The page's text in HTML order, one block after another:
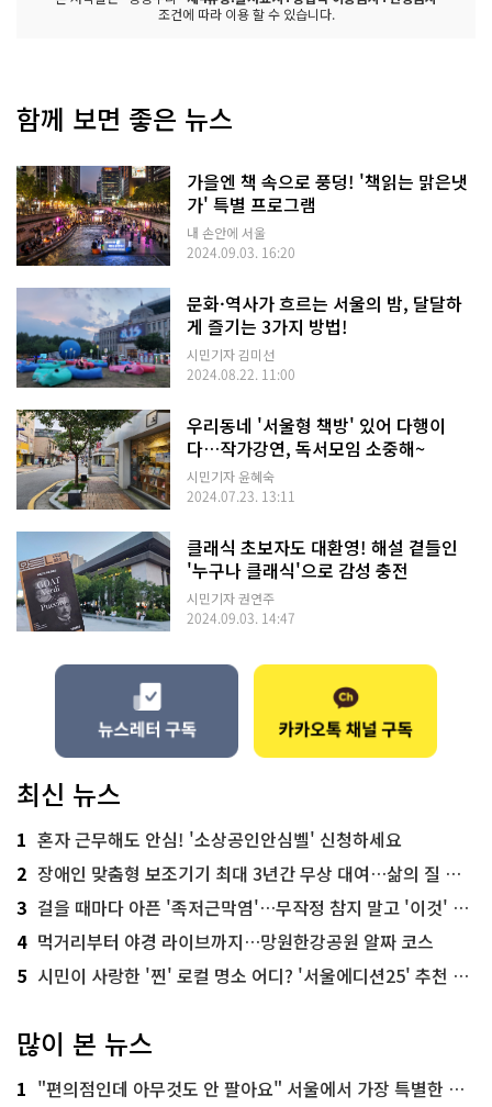
조건에 따라 이용 할 수 있습니다.
함께 보면 좋은 뉴스
가을엔 책 속으로 풍덩! '책읽는 맑은냇
가' 특별 프로그램
내 손안에 서울
2024.09.03. 16:20
문화·역사가 흐르는 서울의 밤, 달달하
게 즐기는 3가지 방법!
시민기자 김미선
2024.08.22. 11:00
우리동네 '서울형 책방' 있어 다행이
다…작가강연, 독서모임 소중해~
시민기자 윤혜숙
2024.07.23. 13:11
클래식 초보자도 대환영! 해설 곁들인
'누구나 클래식'으로 감성 충전
시민기자 권연주
2024.09.03. 14:47
최신 뉴스
1 혼자 근무해도 안심! '소상공인안심벨' 신청하세요
2 장애인 맞춤형 보조기기 최대 3년간 무상 대여…삶의 질 높인다
3 걸을 때마다 아픈 '족저근막염'…무작정 참지 말고 '이것' 해보세요!
4 먹거리부터 야경 라이브까지…망원한강공원 알짜 코스
5 시민이 사랑한 '찐' 로컬 명소 어디? '서울에디션25' 추천 코스
많이 본 뉴스
1 "편의점인데 아무것도 안 팔아요" 서울에서 가장 특별한 편의점의 정체